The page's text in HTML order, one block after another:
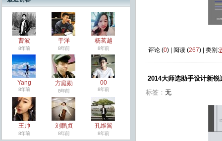
曹波
8年前
于洋
8年前
杨茗越
8年前
Yang
8年前
方庭勋
8年前
00
8年前
王帅
8年前
刘鹏贞
8年前
孔维翯
8年前
评论 (0) | 阅读 (267) | 类别:
2014大师选助手设计新锐
标签： 无